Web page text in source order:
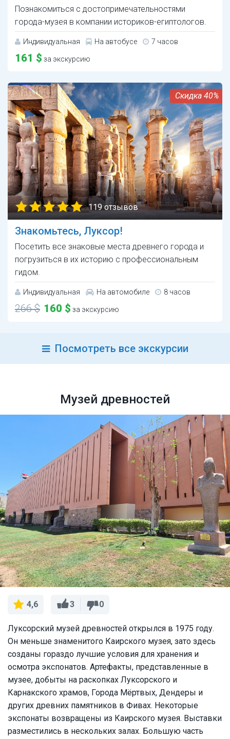
Познакомиться с достопримечательностями
города-музея в компании историков-египтологов.
Индивидуальная На автобусе 7 часов
161 $ за экскурсию
40%
119 отзывов
Знакомьтесь, Луксор!
Посетить все знаковые места древнего города и
погрузиться в их историю с профессиональным
гидом.
Индивидуальная На автомобиле 8 часов
266 $ 160 $ за экскурсию
Посмотреть все экскурсии
Музей древностей
4,6 3 0
Луксорский музей древностей открылся в 1975 году.
Он меньше знаменитого Каирского музея, зато здесь
созданы гораздо лучшие условия для хранения и
осмотра экспонатов. Артефакты, представленные в
музее, добыты на раскопках Луксорского и
Карнакского храмов, Города Мёртвых, Дендеры и
других древних памятников в Фивах. Некоторые
экспонаты возвращены из Каирского музея. Выставки
разместились в нескольких залах. Большую часть